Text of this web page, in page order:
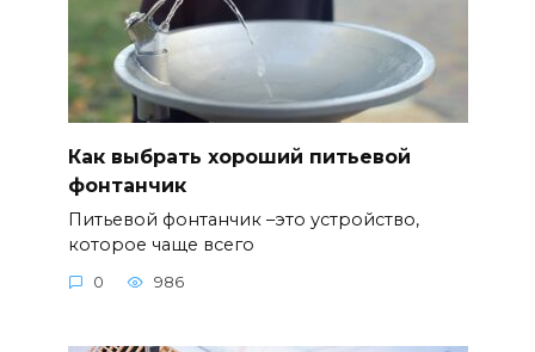
Как выбрать хороший питьевой
фонтанчик
Питьевой фонтанчик –это устройство,
которое чаще всего
0 986